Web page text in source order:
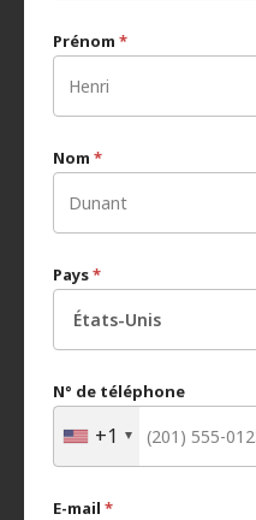
Prénom *
Nom *
Pays*
N° de téléphone
+1
E-mail *